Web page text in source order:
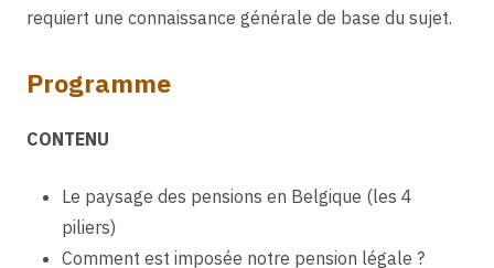
requiert une connaissance générale de base du sujet.
Programme
CONTENU
Le paysage des pensions en Belgique (les 4
piliers)
Comment est imposée notre pension légale ?